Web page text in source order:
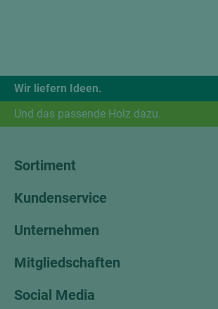
Wir liefern Ideen.
Und das passende Holz dazu.
Sortiment
Kundenservice
Unternehmen
Mitgliedschaften
Social Media